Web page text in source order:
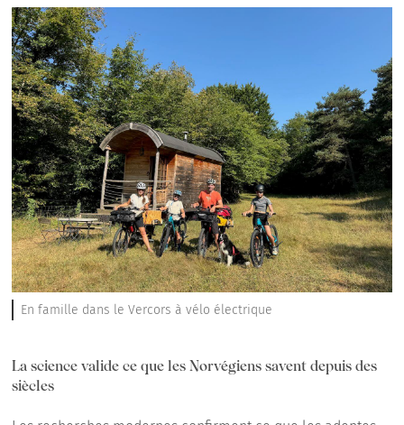
En famille dans le Vercors à vélo électrique
La science valide ce que les Norvégiens savent depuis des
siècles